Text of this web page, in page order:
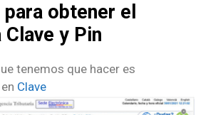
obtener el
y Pin
tenemos que hacer es
Clave